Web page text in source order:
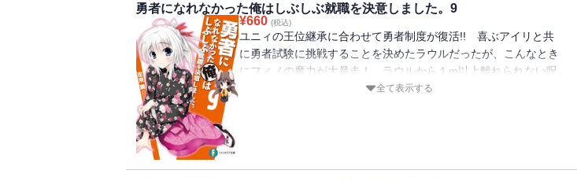
勇者になれなかった俺はしぶしぶ就職を決意しました。9
¥660 (税込)
ユニィの王位継承に合わせて勇者制度が復活!! 喜ぶアイリと共
に勇者試験に挑戦することを決めたラウルだったが、こんなとき
にフィノの魔力が大暴走！ ラウルから１m以上離れられない呪
いがかかってしまい――？ 全て表示する